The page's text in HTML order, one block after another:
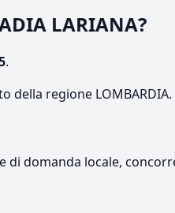
LARIANA?
.
della regione LOMBARDIA.
domanda locale,